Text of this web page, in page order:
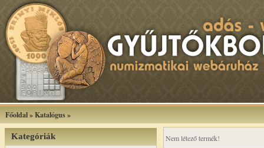
Főoldal»Katalógus»
Kategóriák Nem létező termék!